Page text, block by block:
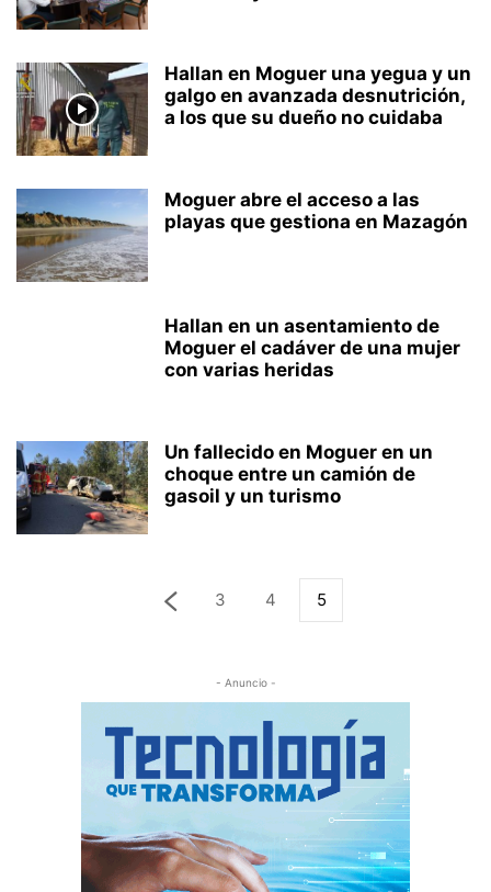
Hallan en Moguer una yegua y un
galgo en avanzada desnutrición,
a los que su dueño no cuidaba
Moguer abre el acceso a las
playas que gestiona en Mazagón
Hallan en un asentamiento de
Moguer el cadáver de una mujer
con varias heridas
Un fallecido en Moguer en un
choque entre un camión de
gasoil y un turismo
3 4 5
- Anuncio -